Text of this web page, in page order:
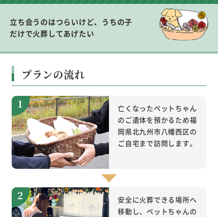
立ち会うのはつらいけど、うちの子
だけで火葬してあげたい
プランの流れ
亡くなったペットちゃん
のご遺体を預かるため福
岡県北九州市八幡西区の
ご自宅まで訪問します。
安全に火葬できる場所へ
移動し、ペットちゃんの